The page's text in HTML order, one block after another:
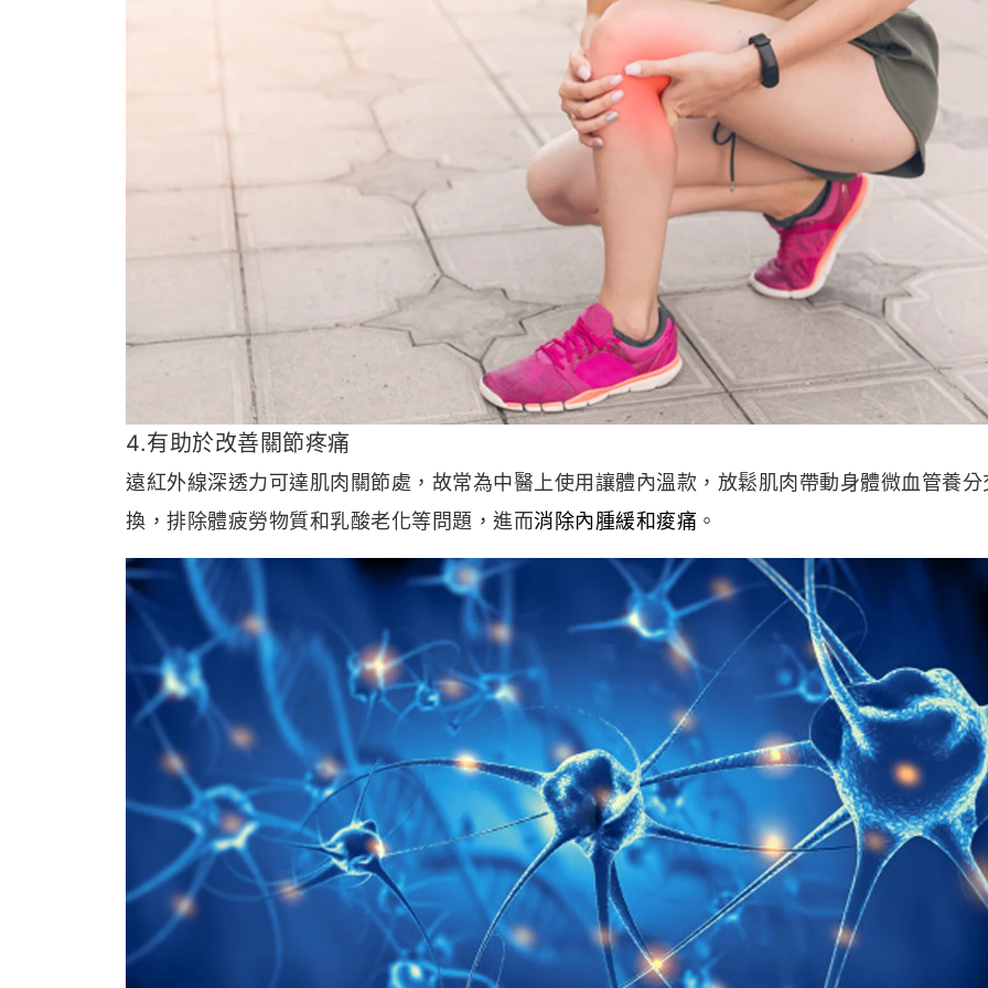
4.有助於改善關節疼痛
遠紅外線深透力可達肌肉關節處，故常為中醫上使用讓體內溫款，放鬆肌肉帶動身體微血管養分
換，排除體疲勞物質和乳酸老化等問題，進而消除內腫緩和痠痛 。